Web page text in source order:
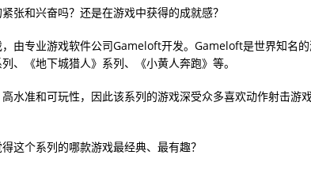
张和兴奋吗？还是在游戏中获得的成就感？
由专业游戏软件公司Gameloft开发。Gameloft是世界知名
、《地下城猎人》系列、《小黄人奔跑》等。
水准和可玩性，因此该系列的游戏深受众多喜欢动作射击游
这个系列的哪款游戏最经典、最有趣？